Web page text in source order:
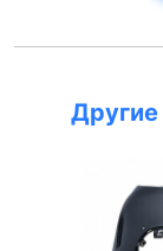
Другие